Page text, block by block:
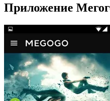
Приложение